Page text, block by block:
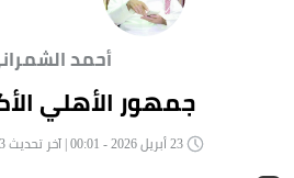
أحمد
جمهور الأهلي